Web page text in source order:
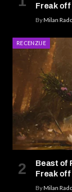
Freak
ByMilan
RECENZIJE
Beast of
Freak
ByMilan